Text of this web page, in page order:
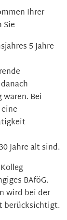
Ihrer
5 Jahre
Bei
Jahre alt sind.
BAföG.
wird bei der
berücksichtigt.